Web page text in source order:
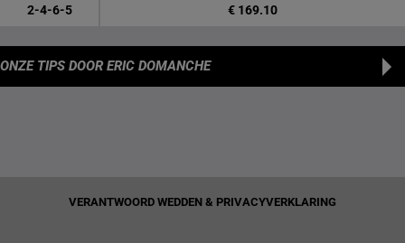
2-4-6-5 € 169.10
ONZE TIPS DOOR ERIC DOMANCHE
VERANTWOORD WEDDEN & PRIVACYVERKLARING